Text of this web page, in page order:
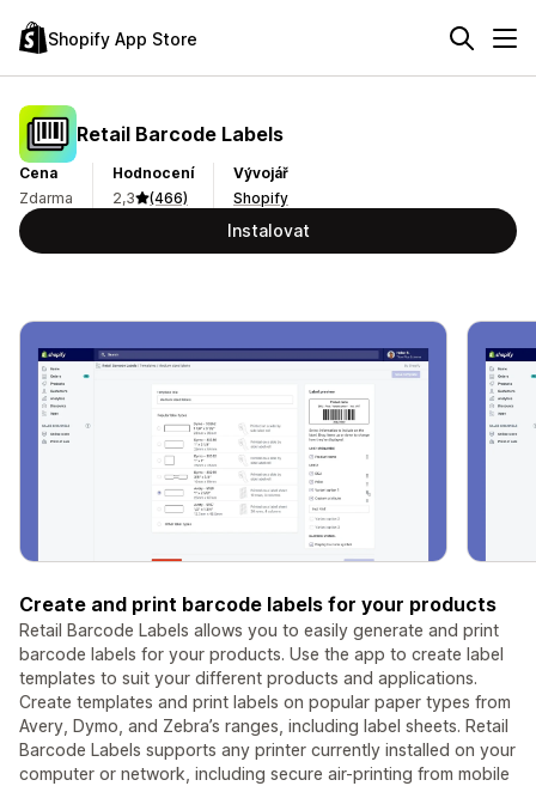
Shopify App Store
Retail Barcode Labels
Cena
Zdarma
Hodnocení
2,3
(466)
Vývojář
Shopify
Instalovat
Create and print barcode labels for your products
Retail Barcode Labels allows you to easily generate and print
barcode labels for your products. Use the app to create label
templates to suit your different products and applications.
Create templates and print labels on popular paper types from
Avery, Dymo, and Zebra’s ranges, including label sheets. Retail
Barcode Labels supports any printer currently installed on your
computer or network, including secure air-printing from mobile